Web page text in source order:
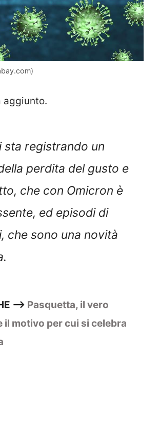
aggiunto.
sta registrando un
perdita del gusto e
che con Omicron è
ed episodi di
che sono una novità
—> Pasquetta, il vero
il motivo per cui si celebra